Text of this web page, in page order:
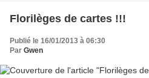
Florilèges de cartes !!!
Publié le 16/01/2013 à 06:30
Par Gwen